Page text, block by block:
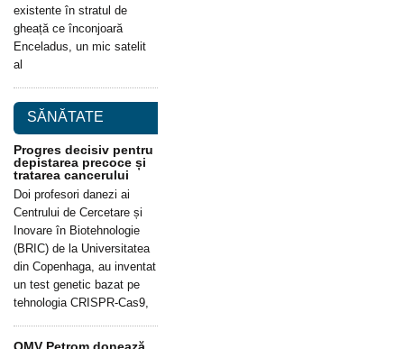
existente în stratul de
gheață ce înconjoară
Enceladus, un mic satelit
al
SĂNĂTATE
Progres decisiv pentru
depistarea precoce și
tratarea cancerului
Doi profesori danezi ai
Centrului de Cercetare și
Inovare în Biotehnologie
(BRIC) de la Universitatea
din Copenhaga, au inventat
un test genetic bazat pe
tehnologia CRISPR-Cas9,